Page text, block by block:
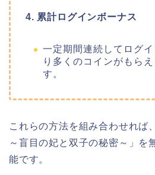
4. 累計ログインボーナス
一定期間連続してログ
り多くのコインがもら
す。
これらの方法を組み合わせれば
～盲目の妃と双子の秘密～」を
能です。